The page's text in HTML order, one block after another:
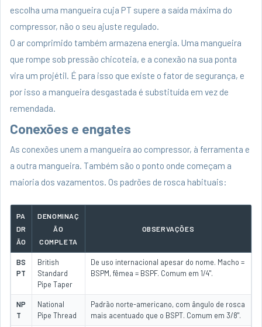
escolha uma mangueira cuja PT supere a saída máxima do
compressor, não o seu ajuste regulado.
O ar comprimido também armazena energia. Uma mangueira
que rompe sob pressão chicoteia, e a conexão na sua ponta
vira um projétil. É para isso que existe o fator de segurança, e
por isso a mangueira desgastada é substituída em vez de
remendada.
Conexões e engates
As conexões unem a mangueira ao compressor, à ferramenta e
a outra mangueira. Também são o ponto onde começam a
maioria dos vazamentos. Os padrões de rosca habituais:
PA
DR
ÃO
DENOMINAÇ
ÃO
COMPLETA
OBSERVAÇÕES
BS
PT
British
Standard
Pipe Taper
De uso internacional apesar do nome. Macho =
BSPM, fêmea = BSPF. Comum em 1/4".
NP
T
National
Pipe Thread
Padrão norte-americano, com ângulo de rosca
mais acentuado que o BSPT. Comum em 3/8".